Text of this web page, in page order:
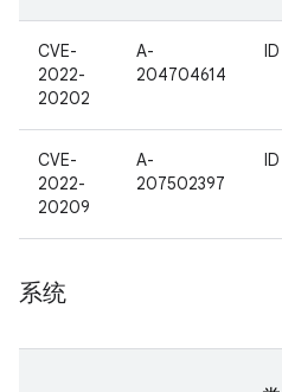
CVE-
2022-
20202
A-
204704614
ID
CVE-
2022-
20209
A-
207502397
ID
系统